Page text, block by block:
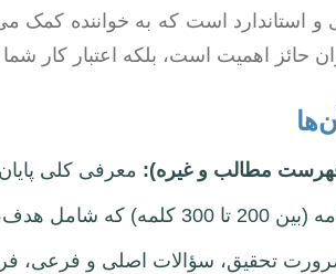
استاندارد است که به خواننده کمک
حائز اهمیت است، بلکه اعتبار کار
فهرست مطالب و غیره): معرفی کلی
و نتایج اصلی است.
تحقیق، سؤالات اصلی و فرعی،